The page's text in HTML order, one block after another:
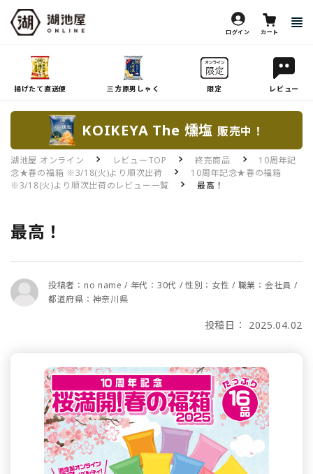
ログイン カート
揚げたて直送便 三方原男しゃく 限定 レビュー
KOIKEYA The 燻塩 販売中！
湖池屋 オンライン レビューTOP 終売商品
10周年記
念★春の福箱 ※3/18(火)より順次出荷
10周年記念★春の福箱
※3/18(火)より順次出荷のレビュー一覧
最高！
最高！
投稿者：no name / 年代：30代 / 性別：女性 / 職業：会社員 /
都道府県：神奈川県
投稿日： 2025.04.02